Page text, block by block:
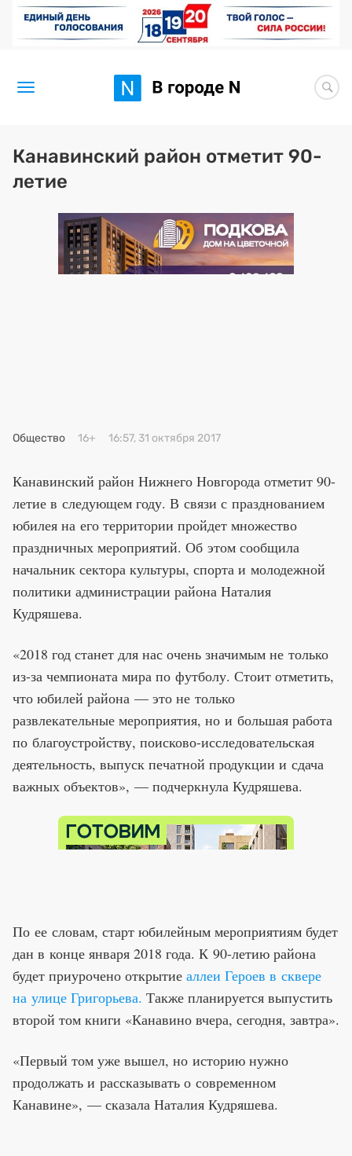
Новости
Здоровье
BORЩ
Канавинский район отметит 90-
летие
Общество 16+ 16:57, 31 октября 2017
Канавинский район Нижнего Новгорода отметит 90-
летие в следующем году. В связи с празднованием
юбилея на его территории пройдет множество
праздничных мероприятий. Об этом сообщила
начальник сектора культуры, спорта и молодежной
политики администрации района Наталия
Кудряшева.
«2018 год станет для нас очень значимым не только
из-за чемпионата мира по футболу. Стоит отметить,
что юбилей района — это не только
развлекательные мероприятия, но и большая работа
по благоустройству, поисково-исследовательская
деятельность, выпуск печатной продукции и сдача
важных объектов», — подчеркнула Кудряшева.
По ее словам, старт юбилейным мероприятиям будет
дан в конце января 2018 года. К 90-летию района
будет приурочено открытие аллеи Героев в сквере
на улице Григорьева. Также планируется выпустить
второй том книги «Канавино вчера, сегодня, завтра».
«Первый том уже вышел, но историю нужно
продолжать и рассказывать о современном
Канавине», — сказала Наталия Кудряшева.